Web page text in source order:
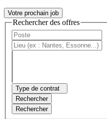
Votre prochain job
Rechercher des offres
Type de contrat
Rechercher
Rechercher